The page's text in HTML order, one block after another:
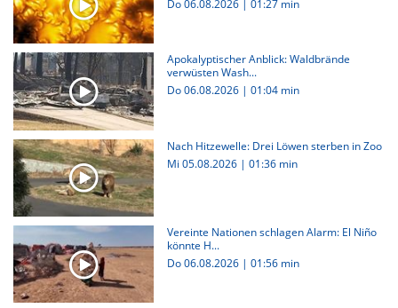
Do 06.08.2026 | 01:27 min
Apokalyptischer Anblick: Waldbrände
verwüsten Wash...
Do 06.08.2026 | 01:04 min
Nach Hitzewelle: Drei Löwen sterben in Zoo
Mi 05.08.2026 | 01:36 min
Vereinte Nationen schlagen Alarm: El Niño
könnte H...
Do 06.08.2026 | 01:56 min